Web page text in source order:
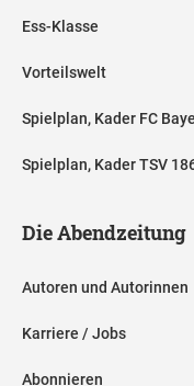
Ess-Klasse
Vorteilswelt
Spielplan, Kader FC
Spielplan, Kader TSV
Die Abendzeitung
Autoren und Autorinnen
Karriere / Jobs
Abonnieren